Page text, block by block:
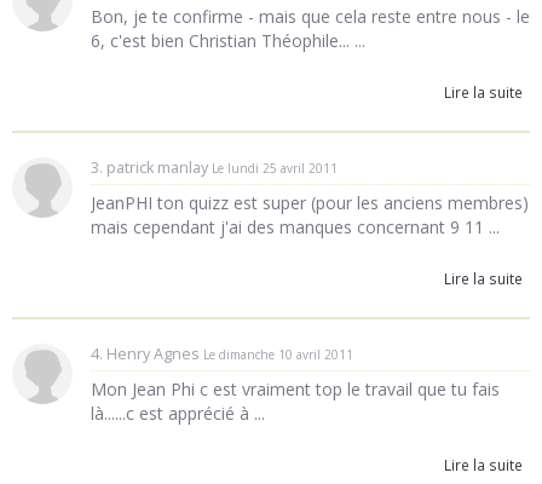
Bon, je te confirme - mais que cela reste entre nous - le
6, c'est bien Christian Théophile... ...
Lire la suite
3. patrick manlay Le lundi 25 avril 2011
JeanPHI ton quizz est super (pour les anciens membres)
mais cependant j'ai des manques concernant 9 11 ...
Lire la suite
4. Henry Agnes Le dimanche 10 avril 2011
Mon Jean Phi c est vraiment top le travail que tu fais
là......c est apprécié à ...
Lire la suite